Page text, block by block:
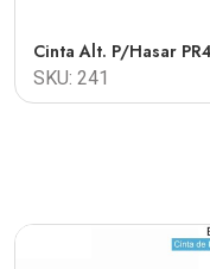
Cinta Alt. P/Hasar
SKU: 241